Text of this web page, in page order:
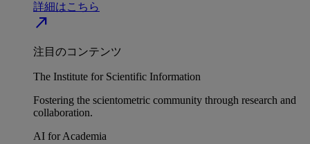
詳細はこちら
north_east
注目のコンテンツ
The Institute for Scientific Information
Fostering the scientometric community through research and
collaboration.
AI for Academia